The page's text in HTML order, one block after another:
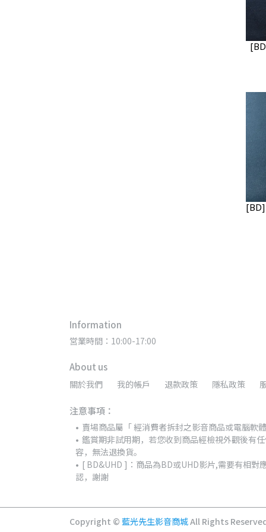
Information
営業時間：10:00-17:00
About us
關於我們 我的帳戶 退款政策 隱私政策
注意事項：
賣場商品屬「 經消費者拆封之影音商品或電腦軟
鑑賞期非試用期，若您收到商品經檢視外觀後有
容，無法退換貨。
[ BD&UHD ]：商品為BD或UHD影片,需要有相對
認，謝謝
Copyright © 藍光先生影音商城All Rights